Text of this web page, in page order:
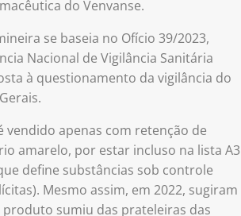
do Venvanse.
se baseia no Ofício 39/2023,
Nacional de Vigilância Sanitária
à questionamento da vigilância do
vendido apenas com retenção de
amarelo, por estar incluso na lista A3
define substâncias sob controle
Mesmo assim, em 2022, sugiram
sumiu das prateleiras das